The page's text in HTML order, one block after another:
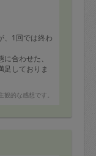
、1回では終わ
合わせた、
足しておりま
していただい
思っておりま
的な感想です。